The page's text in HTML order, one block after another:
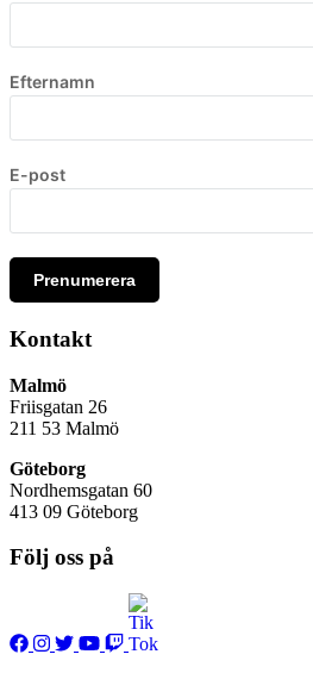
Efternamn
E-post
Prenumerera
Kontakt
Malmö
Friisgatan 26
211 53 Malmö
Göteborg
Nordhemsgatan 60
413 09 Göteborg
Följ oss på